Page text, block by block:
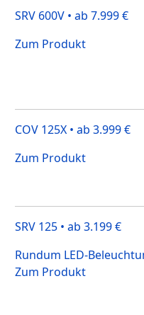
SRV 600V • ab 7.999 €
Zum Produkt
COV 125X • ab 3.999 €
Zum Produkt
SRV 125 • ab 3.199 €
Rundum LED-
Zum Produkt